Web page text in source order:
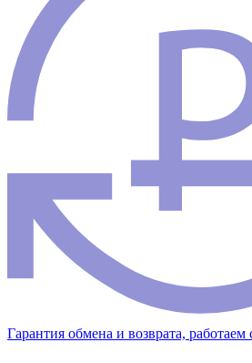
Гарантия обмена и возврата, работаем